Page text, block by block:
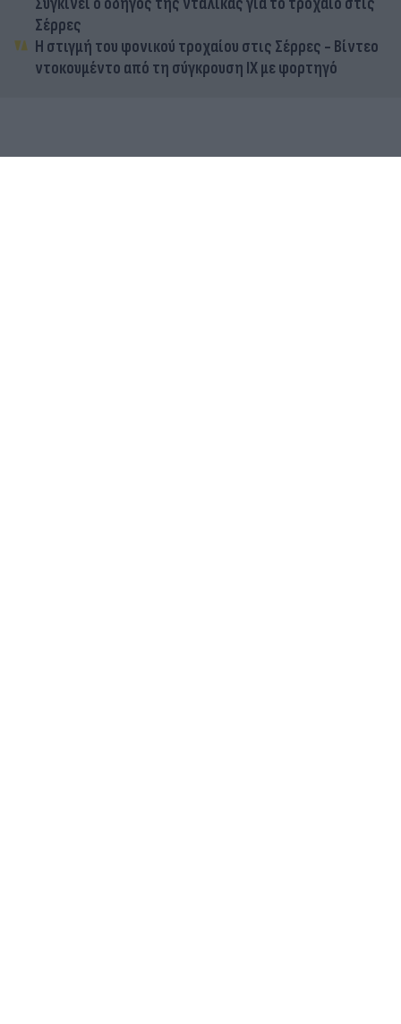
Σέρρες
Η στιγμή του φονικού τροχαίου στις Σέρρες - Βίντεο
ντοκουμέντο από τη σύγκρουση ΙΧ με φορτηγό